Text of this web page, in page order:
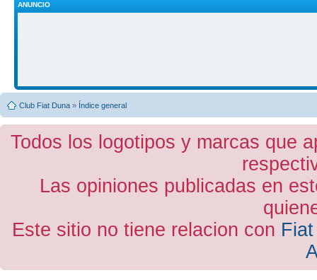
ANUNCIO
Club Fiat Duna » Índice general
Todos los logotipos y marcas que
Las opiniones publicadas en
Este sitio no tiene relacion con